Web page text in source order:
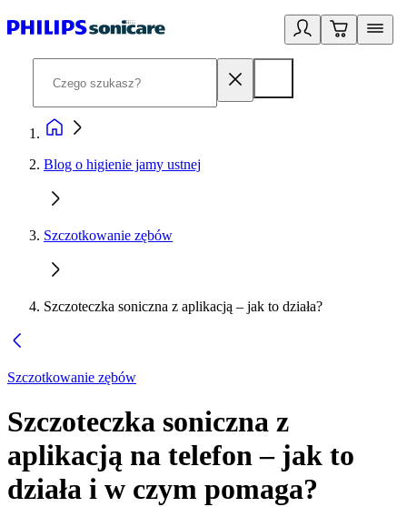
Blog o higienie jamy ustnej
Szczotkowanie zębów
Szczoteczka soniczna z aplikacją – jak to działa?
Szczotkowanie zębów
Szczoteczka soniczna z
aplikacją na telefon – jak to
działa i w czym pomaga?